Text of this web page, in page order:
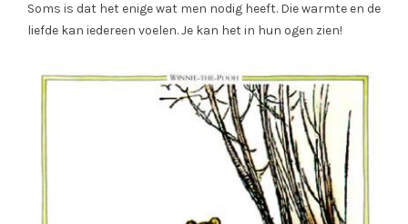
Soms is dat het enige wat men nodig heeft. Die warmte en de
liefde kan iedereen voelen. Je kan het in hun ogen zien!